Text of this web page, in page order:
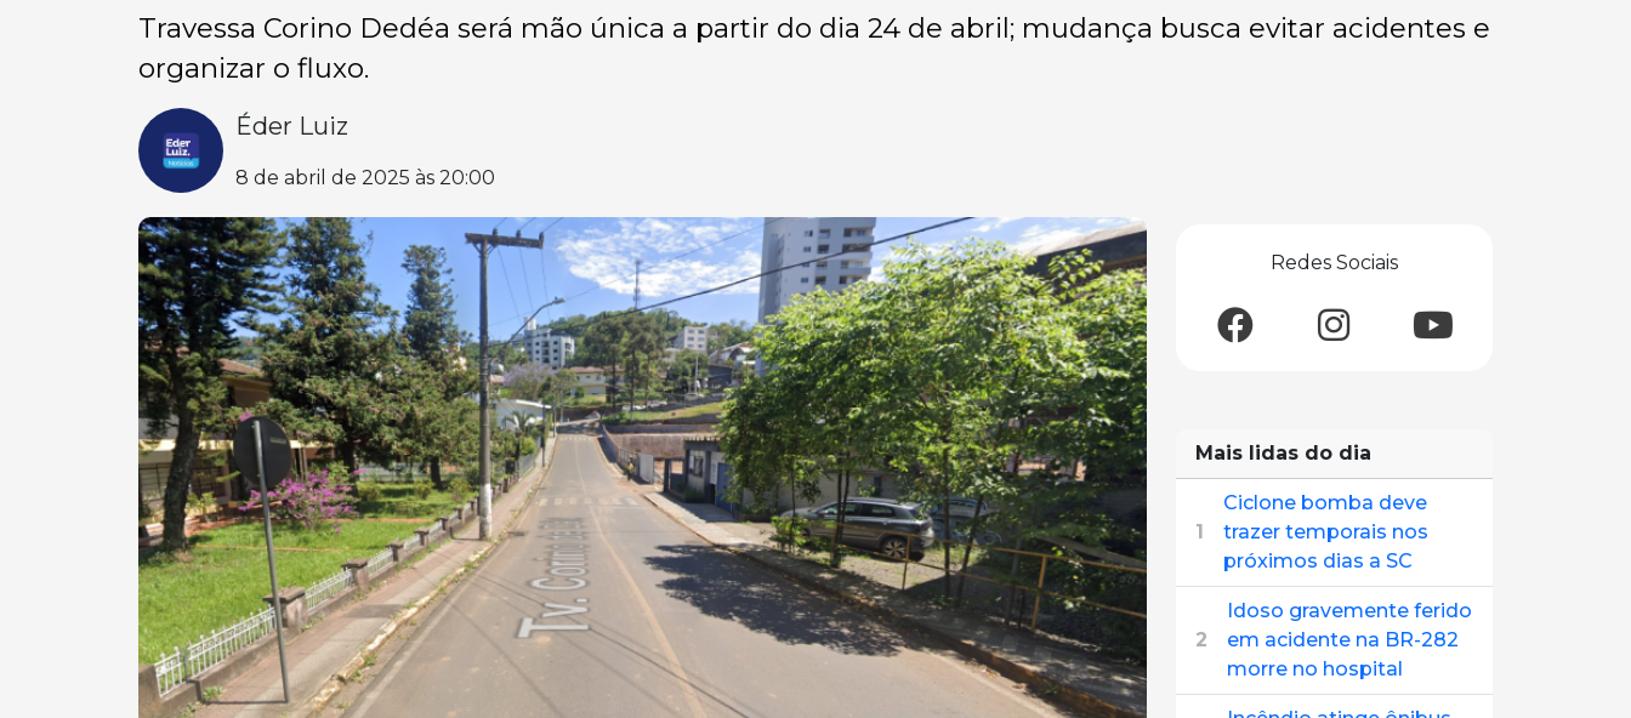
Travessa Corino Dedéa será mão única a partir do dia 24 de abril; mudança busca evitar acidentes e
organizar o fluxo.
Éder Luiz
8 de abril de 2025 às 20:00
Redes Sociais
Mais lidas do dia
1
Ciclone bomba deve
trazer temporais nos
próximos dias a SC
2
Idoso gravemente ferido
em acidente na BR-282
morre no hospital